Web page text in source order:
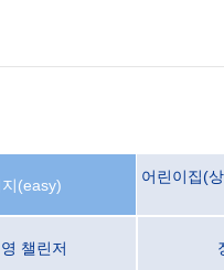
(easy)
어린이집(
챌린저